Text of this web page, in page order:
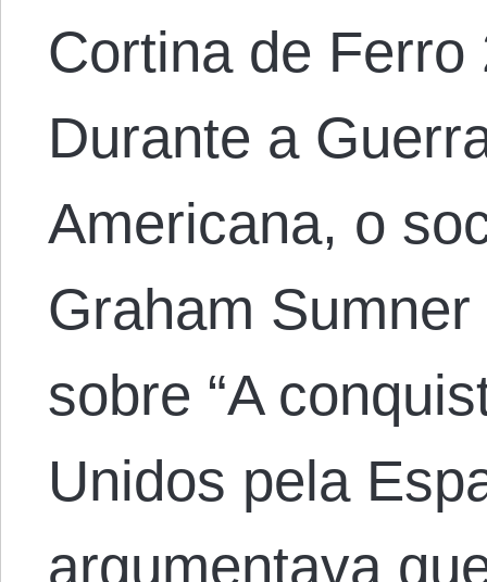
Cortina de
Durante a
Americana, o
Graham
sobre “A
Unidos pela
argumentava